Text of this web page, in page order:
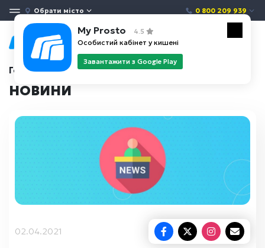
Обрати місто 0 800 209 939
Головна Новини
НОВИНИ
02.04.2021
My Prosto 4.5
Особистий кабінет у кишені
Завантажити з Google Play